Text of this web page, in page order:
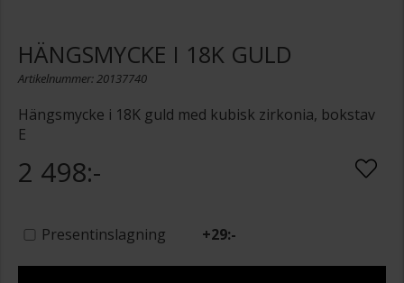
HÄNGSMYCKE I 18K GULD
Artikelnummer: 20137740
Hängsmycke i 18K guld med kubisk zirkonia, bokstav
E
2 498:-
Presentinslagning +29:-